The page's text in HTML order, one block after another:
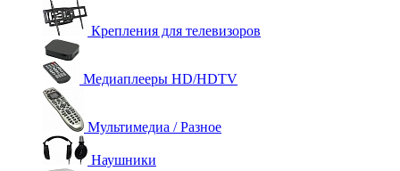
Крепления для телевизоров
Медиаплееры HD/HDTV
Мультимедиа / Разное
Наушники